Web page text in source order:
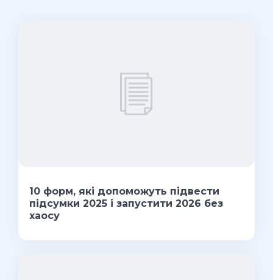
10 форм, які допоможуть підвести
підсумки 2025 і запустити 2026 без
хаосу